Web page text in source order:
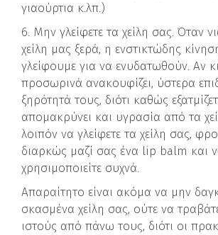
γιαούρτια κ.λπ.)
6. Μην γλείφετε τα χείλη σας. Όταν
χείλη μας ξερά, η ενστικτώδης
γλείφουμε για να ενυδατωθούν. Αν
προσωρινά ανακουφίζει, ύστερα
ξηρότητά τους, διότι καθώς
απομακρύνει και υγρασία από τα
λοιπόν να γλείφετε τα χείλη σας,
διαρκώς μαζί σας ένα lip balm και
χρησιμοποιείτε συχνά.
Απαραίτητο είναι ακόμα να μην
σκασμένα χείλη σας, ούτε να
ιστούς από πάνω τους, διότι οι